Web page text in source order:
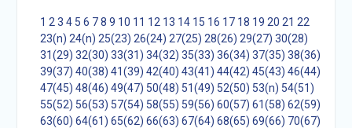
1 2 3 4 5 6 7 8 9 10 11 12 13 14 15 16 17 18 19 20 21 22
23(n) 24(n) 25(23) 26(24) 27(25) 28(26) 29(27) 30(28)
31(29) 32(30) 33(31) 34(32) 35(33) 36(34) 37(35) 38(36)
39(37) 40(38) 41(39) 42(40) 43(41) 44(42) 45(43) 46(44)
47(45) 48(46) 49(47) 50(48) 51(49) 52(50) 53(n) 54(51)
55(52) 56(53) 57(54) 58(55) 59(56) 60(57) 61(58) 62(59)
63(60) 64(61) 65(62) 66(63) 67(64) 68(65) 69(66) 70(67)